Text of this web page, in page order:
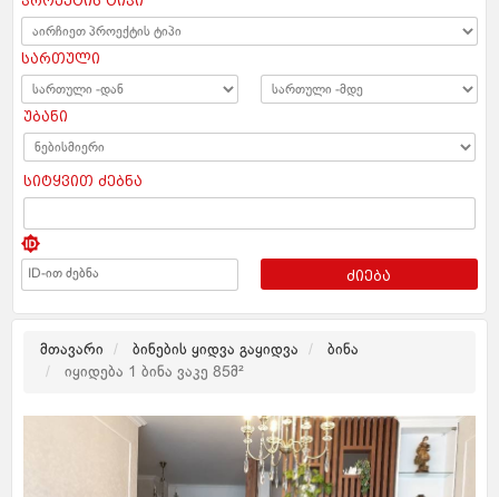
სართული
უბანი
სიტყვით ძებნა
ძიება
მთავარი ბინების ყიდვა გაყიდვა
ბინა
იყიდება 1 ბინა ვაკე 85მ²